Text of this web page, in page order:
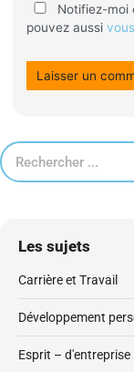
Notifiez-moi
pouvez aussi
Les sujets
Carrière et Travail
Développement
Esprit – d'entreprise